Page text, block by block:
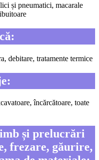
și pneumatici, macarale
debitare, tratamente termice
încărcătoare, toate
și prelucrări
frezare, găurire,